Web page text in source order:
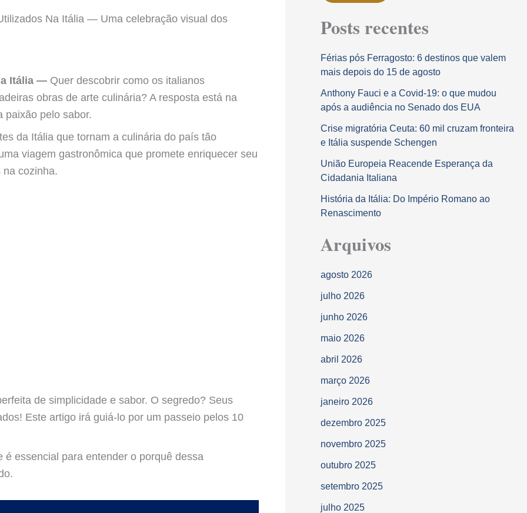
Itália — Quer descobrir como os italianos
obras de arte culinária? A resposta está na
paixão pelo sabor.
da Itália que tornam a culinária do país tão
viagem gastronômica que promete enriquecer seu
cozinha.
de simplicidade e sabor. O segredo? Seus
Este artigo irá guiá-lo por um passeio pelos 10
essencial para entender o porquê dessa
Posts recentes
Férias pós Ferragosto: 6 destinos que valem
mais depois do 15 de agosto
Anthony Fauci e a Covid-19: o que mudou
após a audiência no Senado dos EUA
Crise migratória Ceuta: 60 mil cruzam fronteira
e Itália suspende Schengen
União Europeia Reacende Esperança da
Cidadania Italiana
História da Itália: Do Império Romano ao
Renascimento
Arquivos
agosto 2026
julho 2026
junho 2026
maio 2026
abril 2026
março 2026
janeiro 2026
dezembro 2025
novembro 2025
outubro 2025
setembro 2025
julho 2025